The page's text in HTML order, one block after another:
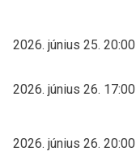
2026. június 25. 20:00
2026. június 26. 17:00
2026. június 26. 20:00